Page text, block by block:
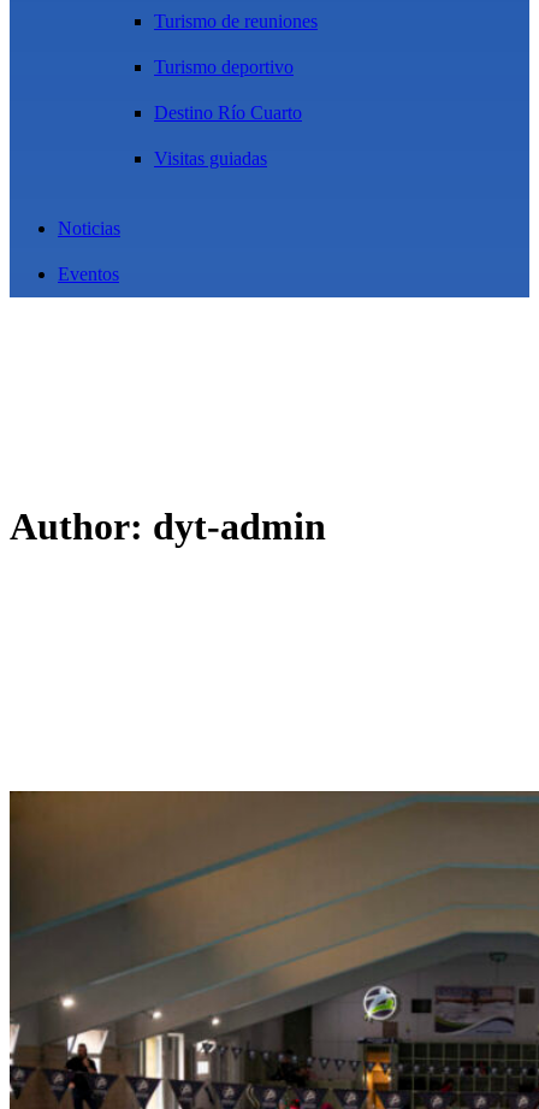
Turismo de reuniones
Turismo deportivo
Destino Río Cuarto
Visitas guiadas
Noticias
Eventos
Author: dyt-admin